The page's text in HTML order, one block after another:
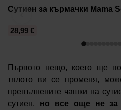
‹
Сутиен за кърмачки Mama
28,99 €
Първото нещо, което ще
тялото ви се променя,
препълнените чашки на
сутиен, но все още не за